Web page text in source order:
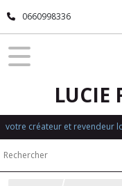
0660998336
LUCIE
votre créateur et revendeur